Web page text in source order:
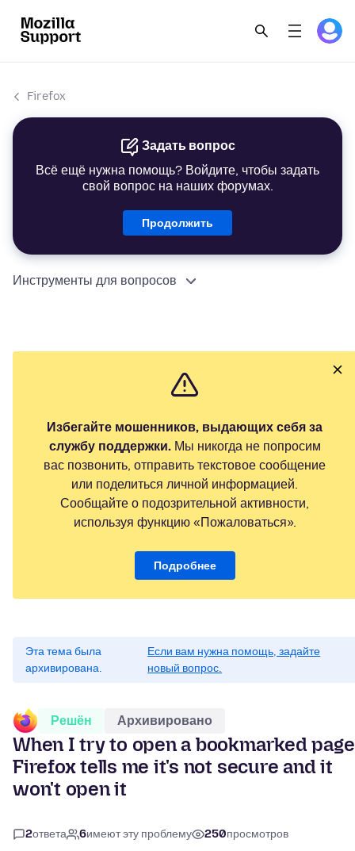
Firefox
Задать вопрос
Всё ещё нужна помощь? Войдите, чтобы задать
свой вопрос на наших форумах.
Продолжить
Инструменты для вопросов
Избегайте мошенников, выдающих себя за
службу поддержки.Мы никогда не попросим
вас позвонить, отправить текстовое сообщение
или поделиться личной информацией.
Сообщайте о подозрительной активности,
используя функцию «Пожаловаться».
Подробнее
Эта тема была
архивирована.
Если вам нужна помощь, задайте
новый вопрос.
Решён Архивировано
When I try to open a bookmarked page
Firefox tells me it's not secure and it
won't open it
2ответа 6имеют эту проблему 250просмотров